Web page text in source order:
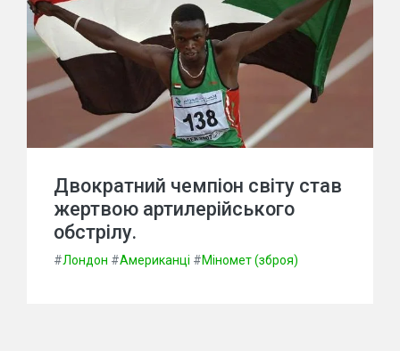
Двократний чемпіон світу став
жертвою артилерійського
обстрілу.
#Лондон #Американці #Міномет (зброя)